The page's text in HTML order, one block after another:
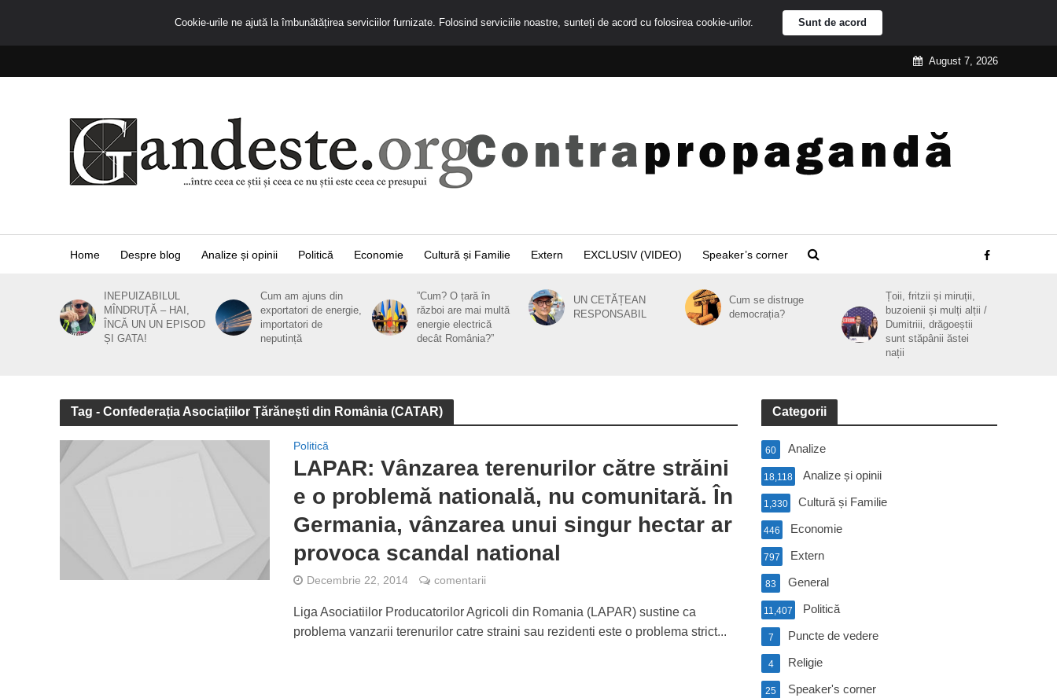
August 7, 2026
Home Despre blog Analize și opinii Politică Economie Cultură și Familie Extern EXCLUSIV (VIDEO) Speaker’s corner
INEPUIZABILUL
MÎNDRUȚĂ – HAI,
ÎNCĂ UN UN EPISOD
ȘI GATA!
Cum am ajuns din
exportatori de energie,
importatori de
neputință
”Cum? O țară în
război are mai multă
energie electrică
decât România?”
UN CETĂȚEAN
RESPONSABIL
Cum se distruge
democrația?
Țoii, fritzii și miruții,
buzoienii și mulți alții /
Dumitriii, drăgoeștii
sunt stăpânii ăstei
nații
Tag - Confederația Asociațiilor Țărănești din România (CATAR)
Politică
LAPAR: Vânzarea terenurilor către străini
e o problemă natională, nu comunitară. În
Germania, vânzarea unui singur hectar ar
provoca scandal national
Decembrie 22, 2014 comentarii
Liga Asociatiilor Producatorilor Agricoli din Romania (LAPAR) sustine ca
problema vanzarii terenurilor catre straini sau rezidenti este o problema strict...
Categorii
Analize
60
Analize și opinii
18,118
Cultură și Familie
1,330
Economie
446
Extern
797
General
83
Politică
11,407
Puncte de vedere
7
Religie
4
Speaker's corner
25
Cookie-urile ne ajută la îmbunătățirea serviciilor furnizate. Folosind serviciile noastre, sunteți de acord cu folosirea cookie-urilor. Sunt de acord